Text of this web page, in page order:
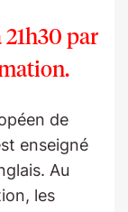
par
de
enseigné
Au
les